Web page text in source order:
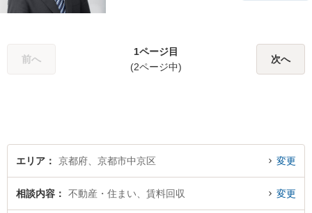
ます。
前へ
1ページ目
(2ページ中)
次へ
エリア 京都府、京都市中京区 変更
相談内容 不動産・住まい、賃料回収 変更